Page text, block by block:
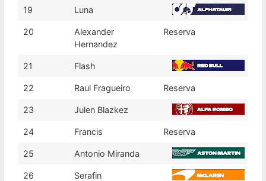
19 Luna
20
Alexander
Hernandez
Reserva
21 Flash
22 Raul Fragueiro Reserva
23 Julen Blazkez
24 Francis Reserva
25 Antonio Miranda
26 Serafin